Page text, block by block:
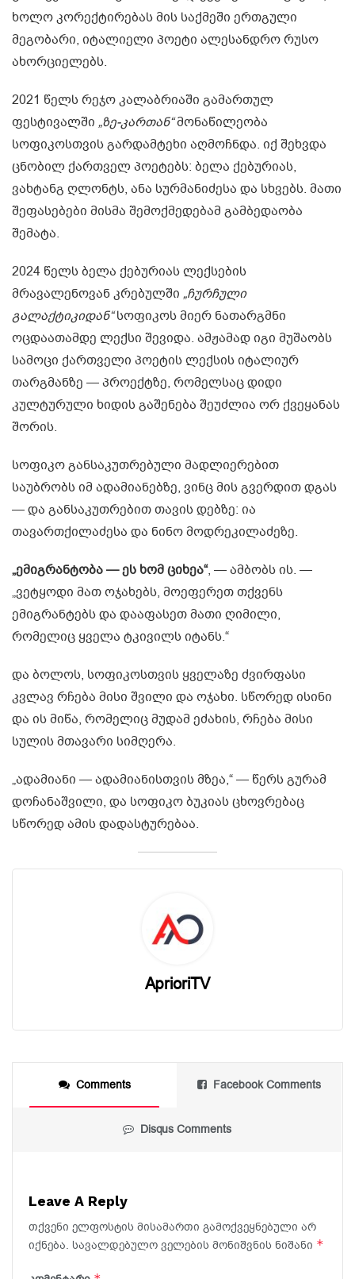
ხოლო კორექტირებას მის საქმეში ერთგული
მეგობარი, იტალიელი პოეტი ალესანდრო რუსო
ახორციელებს.
2021 წელს რეჯო კალაბრიაში გამართულ
ფესტივალში „ზე-კართან“მონაწილეობა
სოფიკოსთვის გარდამტეხი აღმოჩნდა. იქ შეხვდა
ცნობილ ქართველ პოეტებს: ბელა ქებურიას,
ვახტანგ ღლონტს, ანა სურმანიძესა და სხვებს. მათი
შეფასებები მისმა შემოქმედებამ გამბედაობა
შემატა.
2024 წელს ბელა ქებურიას ლექსების
მრავალენოვან კრებულში „ჩურჩული
გალაქტიკიდან“სოფიკოს მიერ ნათარგმნი
ოცდაათამდე ლექსი შევიდა. ამჟამად იგი მუშაობს
სამოცი ქართველი პოეტის ლექსის იტალიურ
თარგმანზე — პროექტზე, რომელსაც დიდი
კულტურული ხიდის გაშენება შეუძლია ორ ქვეყანას
შორის.
სოფიკო განსაკუთრებული მადლიერებით
საუბრობს იმ ადამიანებზე, ვინც მის გვერდით დგას
— და განსაკუთრებით თავის დებზე: ია
თავართქილაძესა და ნინო მოდრეკილაძეზე.
„ემიგრანტობა — ეს ხომ ციხეა“, — ამბობს ის. —
„ვეტყოდი მათ ოჯახებს, მოეფერეთ თქვენს
ემიგრანტებს და დააფასეთ მათი ღიმილი,
რომელიც ყველა ტკივილს იტანს.“
და ბოლოს, სოფიკოსთვის ყველაზე ძვირფასი
კვლავ რჩება მისი შვილი და ოჯახი. სწორედ ისინი
და ის მიწა, რომელიც მუდამ ეძახის, რჩება მისი
სულის მთავარი სიმღერა.
„ადამიანი — ადამიანისთვის მზეა,“ — წერს გურამ
დოჩანაშვილი, და სოფიკო ბუკიას ცხოვრებაც
სწორედ ამის დადასტურებაა.
AprioriTV
Comments Facebook Comments
Disqus Comments
Leave A Reply
თქვენი ელფოსტის მისამართი გამოქვეყნებული არ
იქნება. სავალდებულო ველების მონიშვნის ნიშანი *